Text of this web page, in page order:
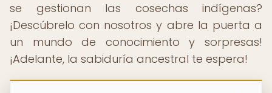
se gestionan las cosechas indígenas?
¡Descúbrelo con nosotros y abre la puerta a
un mundo de conocimiento y sorpresas!
¡Adelante, la sabiduría ancestral te espera!